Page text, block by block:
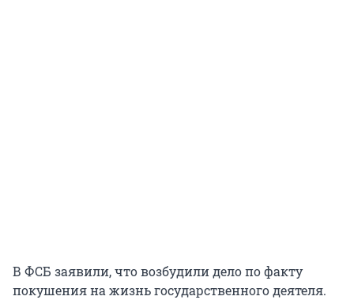
В ФСБ заявили, что возбудили дело по факту
покушения на жизнь государственного деятеля.